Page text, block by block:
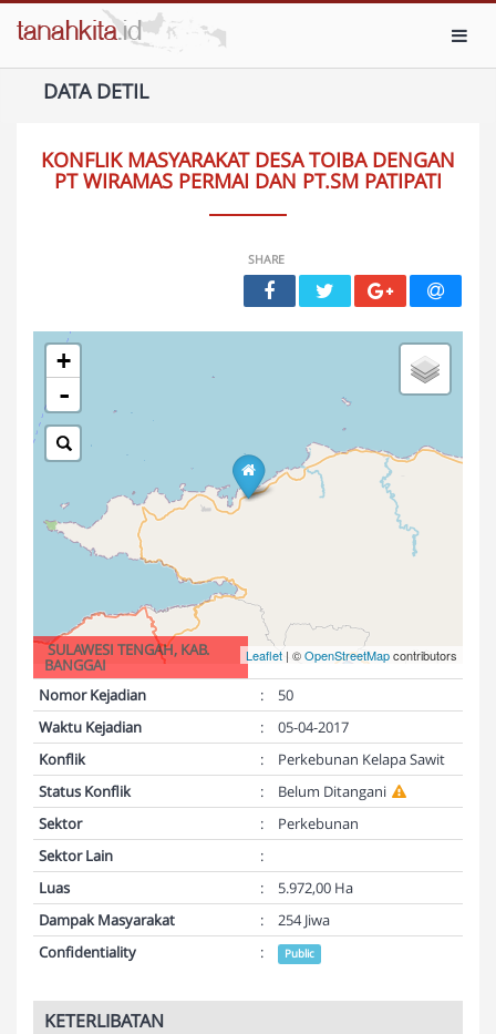
DATA DETIL
KONFLIK MASYARAKAT DESA TOIBA DENGAN
PT WIRAMAS PERMAI DAN PT.SM PATIPATI
SHARE
+
-
Leaflet | ©OpenStreetMapcontributors
SULAWESI TENGAH, KAB.
BANGGAI
Nomor Kejadian
:
50
Waktu Kejadian
:
05-04-2017
Konflik
:
Perkebunan Kelapa Sawit
Status Konflik
:
Belum Ditangani
Sektor
:
Perkebunan
Sektor Lain
:
Luas
:
5.972,00 Ha
Dampak Masyarakat
:
254 Jiwa
Confidentiality
: Public
KETERLIBATAN